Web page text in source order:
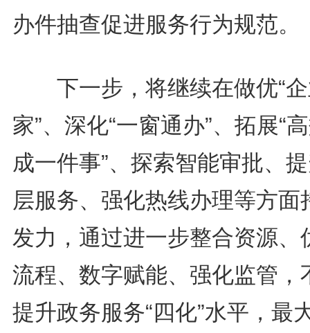
办件抽查促进服务行为规范。
下一步，将继续在做优“企
家”、深化“一窗通办”、拓展“
成一件事”、探索智能审批、
层服务、强化热线办理等方面
发力，通过进一步整合资源、
流程、数字赋能、强化监管，
提升政务服务“四化”水平，最